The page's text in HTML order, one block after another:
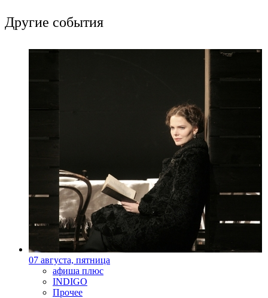
Другие события
07 августа, пятница
афиша плюс
INDIGO
Прочее